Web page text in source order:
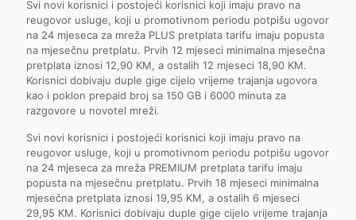
Svi novi korisnici i postojeći korisnici koji imaju pravo na
reugovor usluge, koji u promotivnom periodu potpišu ugovor
na 24 mjeseca za mreža PLUS pretplata tarifu imaju popusta
na mjesečnu pretplatu. Prvih 12 mjeseci minimalna mjesečna
pretplata iznosi 12,90 KM, a ostalih 12 mjeseci 18,90 KM.
Korisnici dobivaju duple gige cijelo vrijeme trajanja ugovora
kao i poklon prepaid broj sa 150 GB i 6000 minuta za
razgovore u novotel mreži.
Svi novi korisnici i postojeći korisnici koji imaju pravo na
reugovor usluge, koji u promotivnom periodu potpišu ugovor
na 24 mjeseca za mreža PREMIUM pretplata tarifu imaju
popusta na mjesečnu pretplatu. Prvih 18 mjeseci minimalna
mjesečna pretplata iznosi 19,95 KM, a ostalih 6 mjeseci
29,95 KM. Korisnici dobivaju duple gige cijelo vrijeme trajanja